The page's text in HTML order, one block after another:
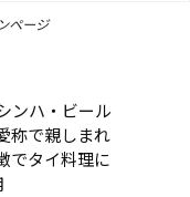
ページ
ンハ・ビール
称で親しまれ
でタイ料理に